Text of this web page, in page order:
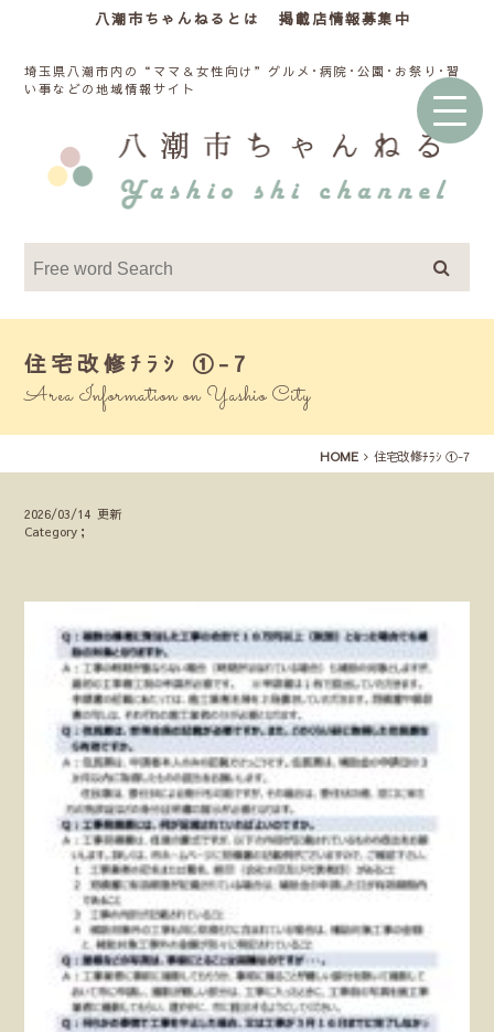
八潮市ちゃんねるとは 掲載店情報募集中
埼玉県八潮市内の“ママ＆女性向け”グルメ･病院･公園･お祭り･習
い事などの地域情報サイト
住宅改修ﾁﾗｼ ①-7
Area Information on Yashio City
HOME 住宅改修ﾁﾗｼ ①-7
2026/03/14 更新
Category；